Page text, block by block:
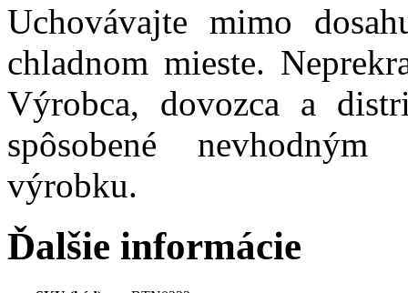
Uchovávajte mimo
chladnom mieste.
Výrobca, dovozca a
spôsobené
výrobku.
Ďalšie informácie